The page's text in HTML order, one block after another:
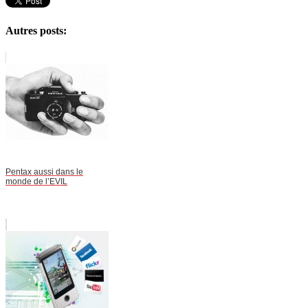
Autres posts:
Pentax aussi dans le
monde de l’EVIL